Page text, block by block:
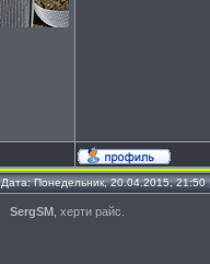
Дата: Понедельник, 20.04.2015,
SergSM , херти райс.